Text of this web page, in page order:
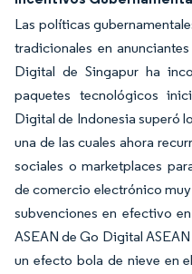
Las políticas
tradicionales en
Digital de Singapur ha
paquetes tecnológicos
Digital de Indonesia superó
una de las cuales ahora
sociales o marketplaces
de comercio electrónico
subvenciones en efectivo
ASEAN de Go Digital
un efecto bola de nieve en